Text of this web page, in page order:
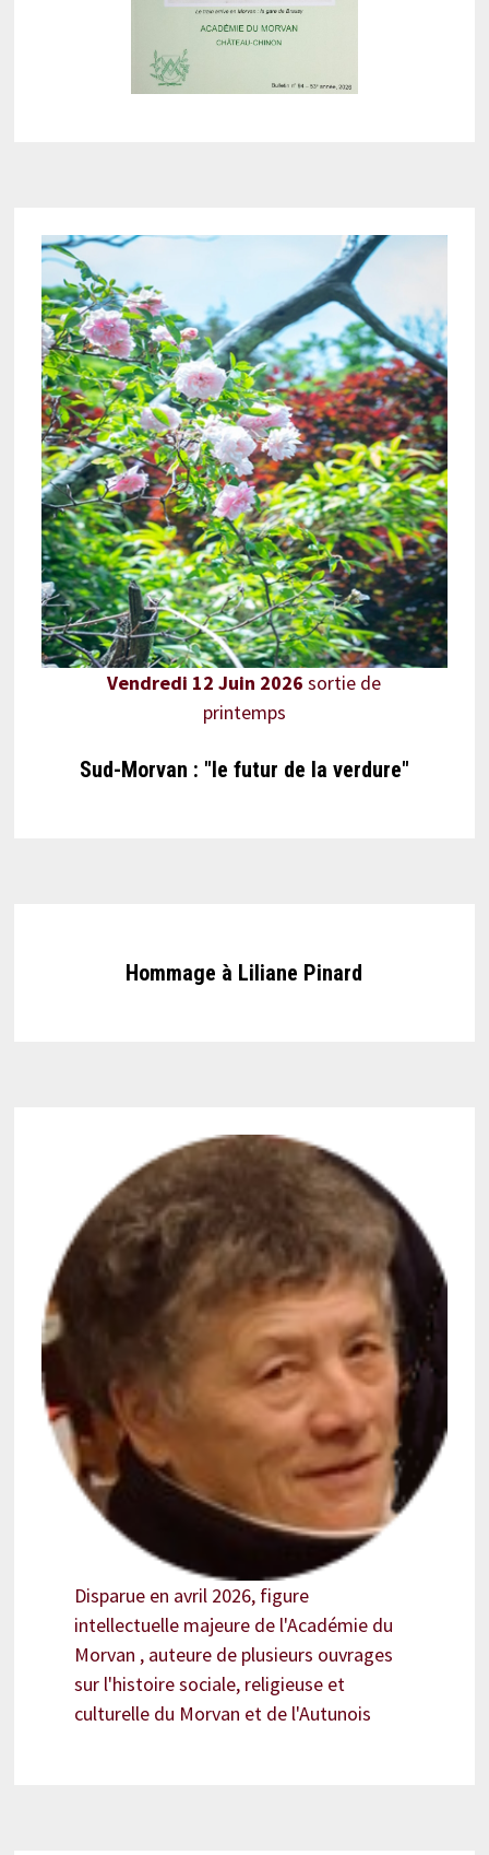
Vendredi 12 Juin 2026 sortie de
printemps
Sud-Morvan : "le futur de la verdure"
Hommage à Liliane Pinard
Disparue en avril 2026, figure
intellectuelle majeure de l'Académie du
Morvan , auteure de plusieurs ouvrages
sur l'histoire sociale, religieuse et
culturelle du Morvan et de l'Autunois